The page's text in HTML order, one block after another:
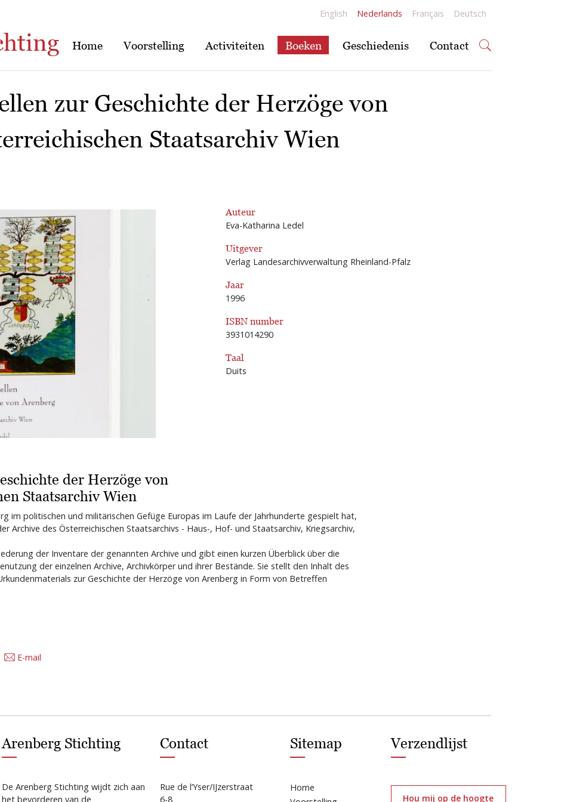
English Nederlands Français Deutsch
Home Voorstelling Activiteiten Boeken Geschiedenis Contact
zur Geschichte der Herzöge von
Staatsarchiv Wien
Auteur
Eva-Katharina Ledel
Uitgever
Verlag Landesarchivverwaltung Rheinland-Pfalz
Jaar
1996
ISBN number
3931014290
Taal
Duits
der Herzöge von
Staatsarchiv Wien
im politischen und militärischen Gefüge Europas im Laufe der Jahrhunderte gespielt hat,
Archive des Österreichischen Staatsarchivs - Haus-, Hof- und Staatsarchiv, Kriegsarchiv,
der Inventare der genannten Archive und gibt einen kurzen Überblick über die
der einzelnen Archive, Archivkörper und ihrer Bestände. Sie stellt den Inhalt des
zur Geschichte der Herzöge von Arenberg in Form von Betreffen
E-mail
Arenberg Stichting
De Arenberg Stichting wijdt zich aan
het bevorderen van de
Contact
Rue de l’Yser/IJzerstraat
6-8
Sitemap
Home
Verzendlijst
Hou mij op de hoogte